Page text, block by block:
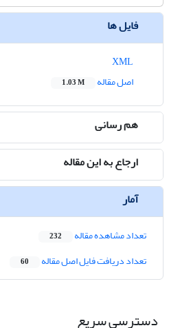
فایل ها
اصل مقاله
1.03 M
هم رسانی
ارجاع به این مقاله
آمار
تعداد مشاهده مقاله 232
تعداد دریافت فایل اصل مقاله 60
دسترسی سریع